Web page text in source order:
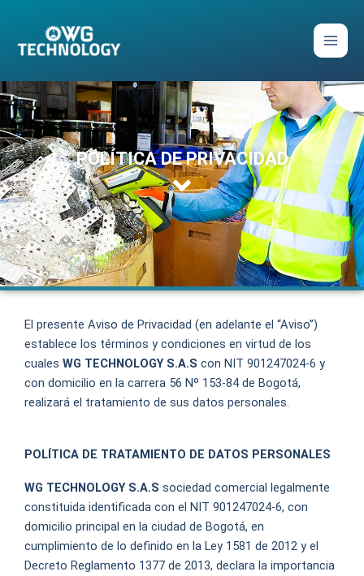
contenido
POLÍTICA DE PRIVACIDAD
POLÍTICA DE PRIVACIDAD
El presente Aviso de Privacidad (en adelante el “Aviso”)
establece los términos y condiciones en virtud de los
cuales WG TECHNOLOGY S.A.S con NIT 901247024-6 y
con domicilio en la carrera 56 Nº 153-84 de Bogotá,
realizará el tratamiento de sus datos personales.
POLÍTICA DE TRATAMIENTO DE DATOS PERSONALES
WG TECHNOLOGY S.A.S sociedad comercial legalmente
constituida identificada con el NIT 901247024-6, con
domicilio principal en la ciudad de Bogotá, en
cumplimiento de lo definido en la Ley 1581 de 2012 y el
Decreto Reglamento 1377 de 2013, declara la importancia